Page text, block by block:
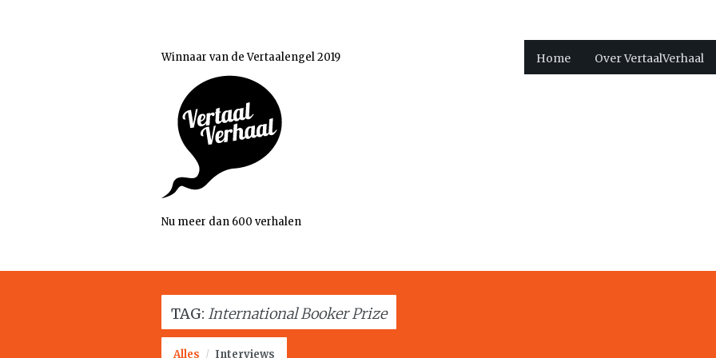
Winnaar van de Vertaalengel 2019
Nu meer dan 600 verhalen
Home Over VertaalVerhaal
TAG: International Booker Prize
Alles / Interviews